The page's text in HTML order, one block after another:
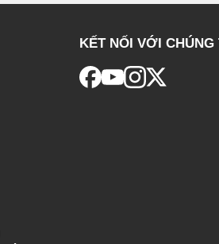
KẾT NỐI VỚI CHÚNG